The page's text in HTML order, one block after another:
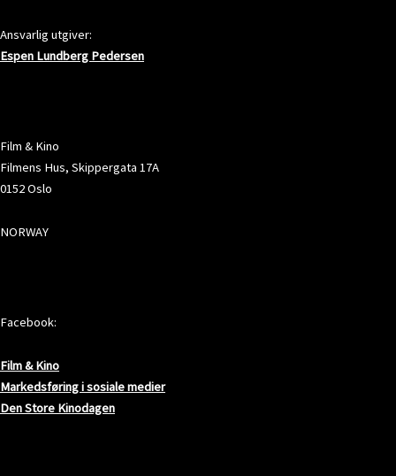
Ansvarlig utgiver:
Espen Lundberg Pedersen
Film & Kino
Filmens Hus, Skippergata 17A
0152 Oslo
NORWAY
Facebook:
Film & Kino
Markedsføring i sosiale medier
Den Store Kinodagen